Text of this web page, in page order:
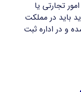
تجارتی یا
باید در مملکت
و در اداره ثبت